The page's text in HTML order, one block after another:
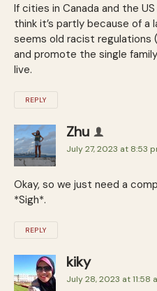
If cities in Canada and the
think it’s partly because of a
seems old racist regulations
and promote the single
live.
REPLY
Zhu
July 27, 2023 at 8:53
Okay, so we just need a
*Sigh*.
REPLY
kiky
July 28, 2023 at 11:58